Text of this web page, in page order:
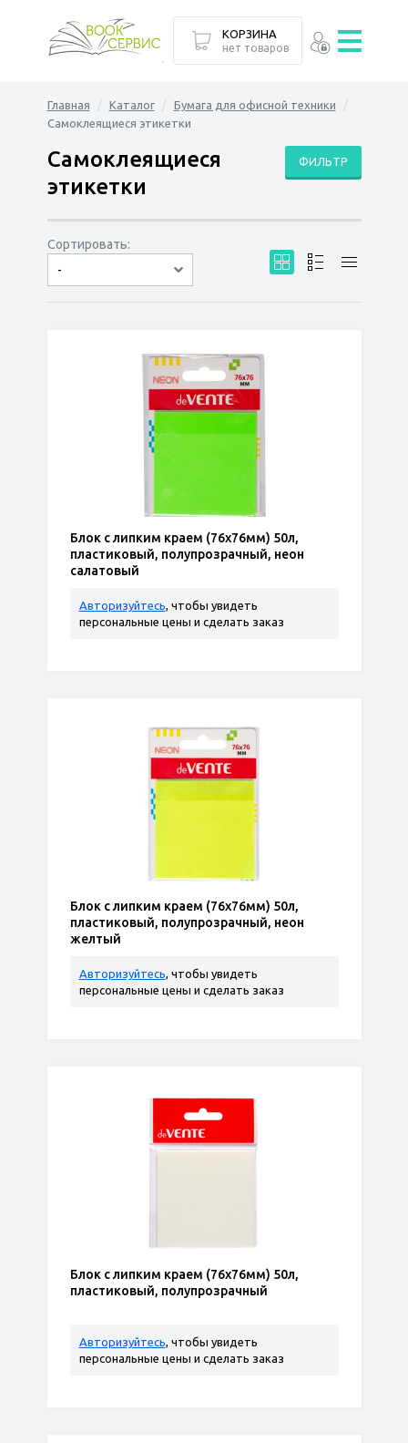
Главная Каталог
Бумага для офисной техники
Самоклеящиеся этикетки
ФИЛЬТР
Самоклеящиеся
этикетки
Сортировать:
-
по дате
по популярности
сначала дешёвые
сначала дорогие
Блок с липким краем (76х76мм) 50л,
пластиковый, полупрозрачный, неон
салатовый
Авторизуйтесь, чтобы увидеть
персональные цены и сделать заказ
Блок с липким краем (76х76мм) 50л,
пластиковый, полупрозрачный, неон
желтый
Авторизуйтесь, чтобы увидеть
персональные цены и сделать заказ
Блок с липким краем (76х76мм) 50л,
пластиковый, полупрозрачный
Авторизуйтесь, чтобы увидеть
персональные цены и сделать заказ
КОРЗИНА
нет товаров